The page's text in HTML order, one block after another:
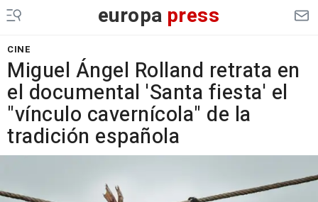
europa press
CINE
Miguel Ángel Rolland retrata en
el documental 'Santa fiesta' el
"vínculo cavernícola" de la
tradición española